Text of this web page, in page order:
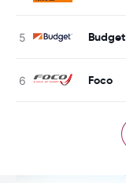
Budget
Foco